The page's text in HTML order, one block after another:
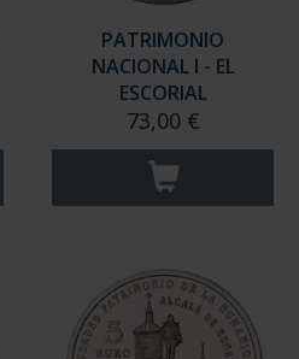
PATRIMONIO
NACIONAL I - EL
ESCORIAL
73,00 €